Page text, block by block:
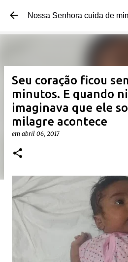
Pular para o
Nossa Senhora cuida de
Seu coração ficou
minutos. E quando
imaginava que ele
milagre acontece
em abril 06, 2017